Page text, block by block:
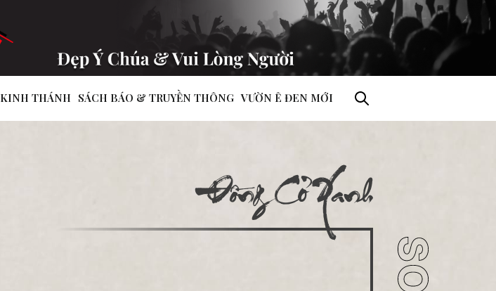
KINH THÁNH SÁCH BÁO & TRUYỀN THÔNG VƯỜN Ê ĐEN MỚI
Đồng Cỏ Xanh